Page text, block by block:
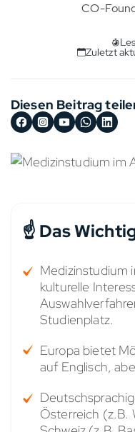
CO-
Zuletzt
Diesen Beitrag
☝️ Das
Medizinstudium
kulturelle
Studienplatz.
Europa bietet
auf Englisch,
Österreich (z.B.